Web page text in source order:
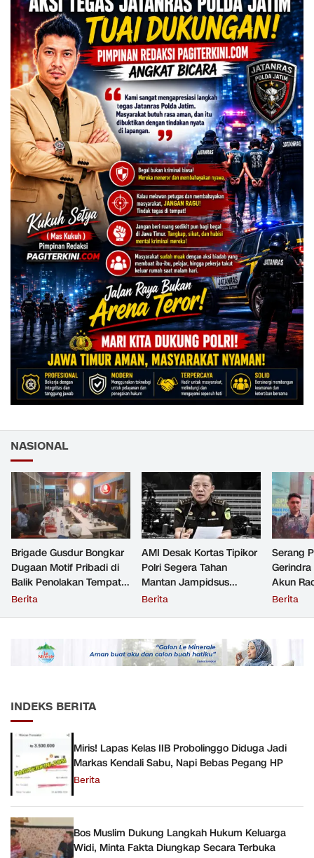
NASIONAL
Brigade Gusdur Bongkar
Dugaan Motif Pribadi di
Balik Penolakan Tempat
Ibadah GKJW Bangil
Berita
AMI Desak Kortas Tipikor
Polri Segera Tahan
Mantan Jampidsus
Tersangka Korupsi
Berita
Serang
Akun
Resmi
Berita
INDEKS BERITA
Miris! Lapas Kelas IIB Probolinggo Diduga Jadi
Markas Kendali Sabu, Napi Bebas Pegang HP
Berita
Bos Muslim Dukung Langkah Hukum Keluarga
Widi, Minta Fakta Diungkap Secara Terbuka